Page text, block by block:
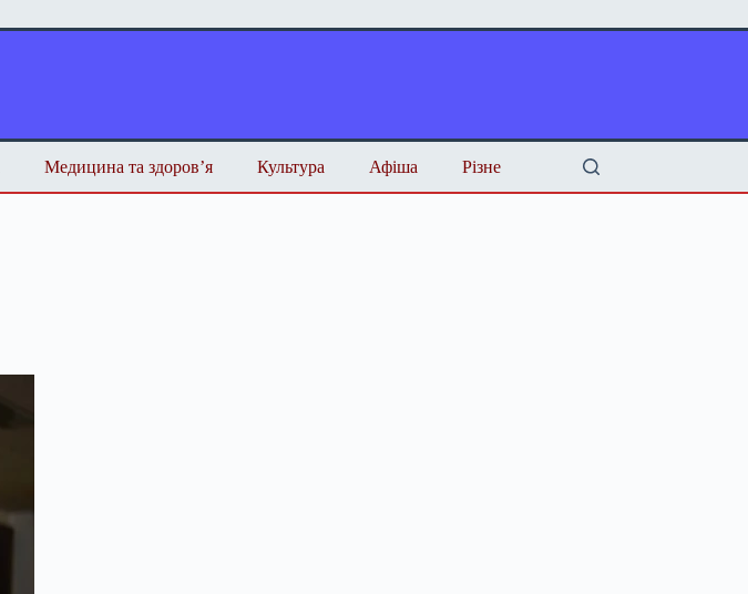
Медицина та здоров’я Культура Афіша Різне